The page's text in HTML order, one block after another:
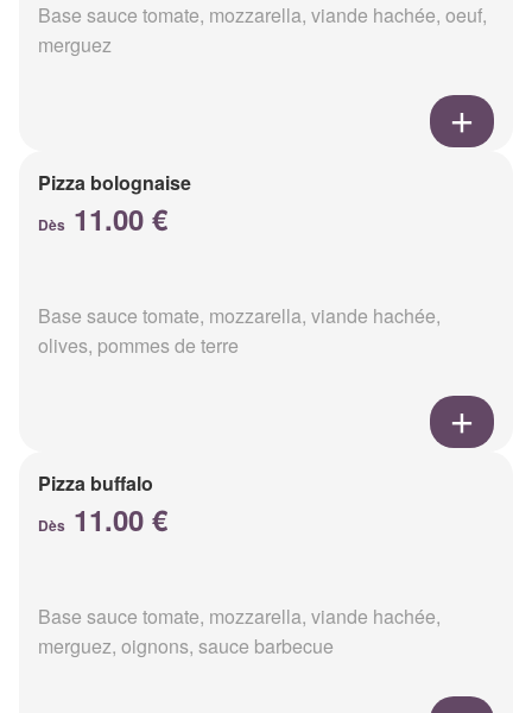
Base sauce tomate, mozzarella, viande hachée, oeuf,
merguez
Pizza bolognaise
Dès 11.00 €
Base sauce tomate, mozzarella, viande hachée,
olives, pommes de terre
Pizza buffalo
Dès 11.00 €
Base sauce tomate, mozzarella, viande hachée,
merguez, oignons, sauce barbecue